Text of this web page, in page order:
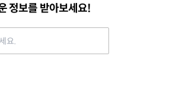
정보를 받아보세요!